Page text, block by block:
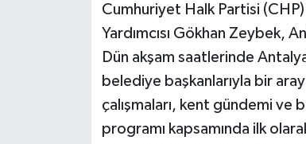
Cumhuriyet Halk Partisi
Yardımcısı Gökhan Zeybek,
Dün akşam saatlerinde
belediye başkanlarıyla bir
çalışmaları, kent gündemi ve
programı kapsamında ilk